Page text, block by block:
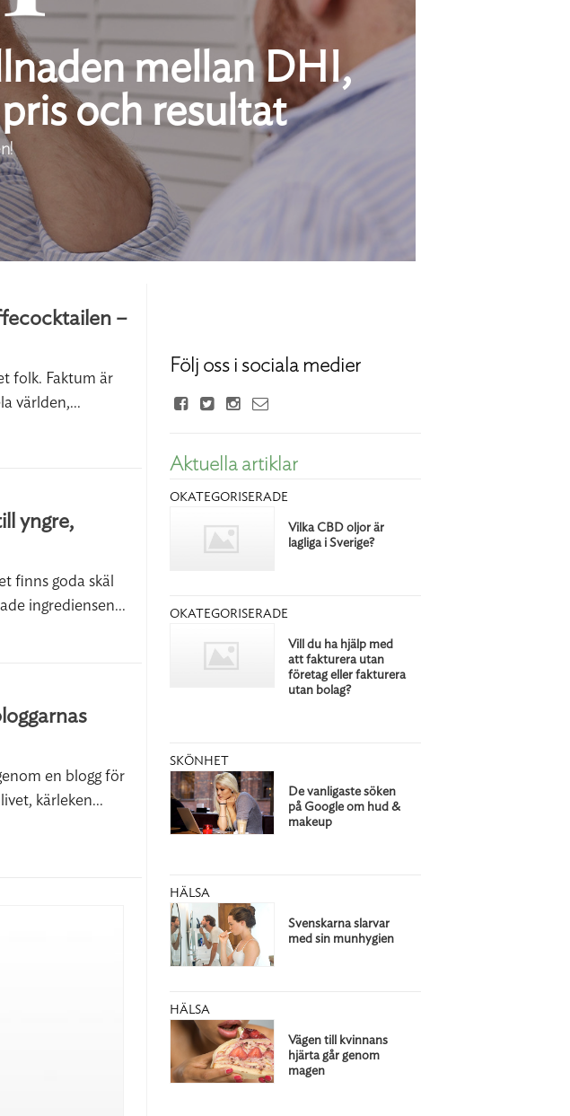
mellan DHI,
och resultat
–
folk. Faktum är
världen,...
yngre,
finns goda skäl
ingrediensen...
en blogg för
kärleken...
Följ oss i sociala medier
Aktuella artiklar
OKATEGORISERADE
Vilka CBD oljor är
lagliga i Sverige?
OKATEGORISERADE
Vill du ha hjälp med
att fakturera utan
företag eller fakturera
utan bolag?
SKÖNHET
De vanligaste söken
på Google om hud &
makeup
HÄLSA
Svenskarna slarvar
med sin munhygien
HÄLSA
Vägen till kvinnans
hjärta går genom
magen